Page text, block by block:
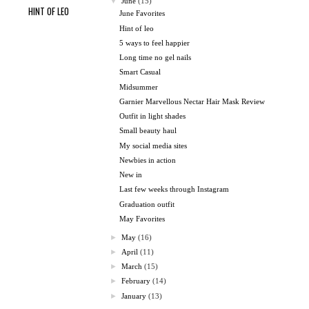
HINT OF LEO
June Favorites
Hint of leo
5 ways to feel happier
Long time no gel nails
Smart Casual
Midsummer
Garnier Marvellous Nectar Hair Mask Review
Outfit in light shades
Small beauty haul
My social media sites
Newbies in action
New in
Last few weeks through Instagram
Graduation outfit
May Favorites
►May (16)
► April (11)
►March (15)
►February (14)
►January (13)